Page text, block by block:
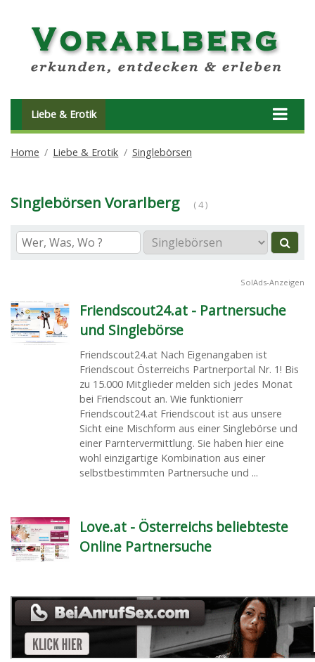
Liebe & Erotik
Home Liebe & Erotik Singlebörsen
Singlebörsen Vorarlberg ( 4 )
SolAds-Anzeigen
Friendscout24.at - Partnersuche
und Singlebörse
Friendscout24.at Nach Eigenangaben ist
Friendscout Österreichs Partnerportal Nr. 1! Bis
zu 15.000 Mitglieder melden sich jedes Monat
bei Friendscout an. Wie funktionierr
Friendscout24.at Friendscout ist aus unsere
Sicht eine Mischform aus einer Singlebörse und
einer Parntervermittlung. Sie haben hier eine
wohl einzigartige Kombination aus einer
selbstbestimmten Partnersuche und ...
Love.at - Österreichs beliebteste
Online Partnersuche